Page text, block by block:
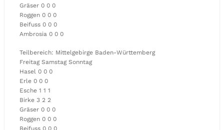
Gräser 0 0 0
Roggen 0 0 0
Beifuss 0 0 0
Ambrosia 0 0 0
Teilbereich: Mittelgebirge Baden-Württemberg
Freitag Samstag Sonntag
Hasel 0 0 0
Erle 0 0 0
Esche 1 1 1
Birke 3 2 2
Gräser 0 0 0
Roggen 0 0 0
Beifuss 0 0 0